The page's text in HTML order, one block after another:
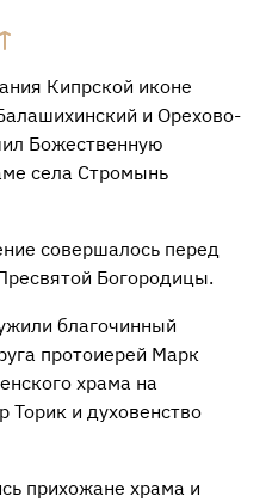
Кипрской иконе
и Орехово-
Божественную
села Стромынь
совершалось перед
Богородицы.
благочинный
протоиерей Марк
храма на
и духовенство
прихожане храма и